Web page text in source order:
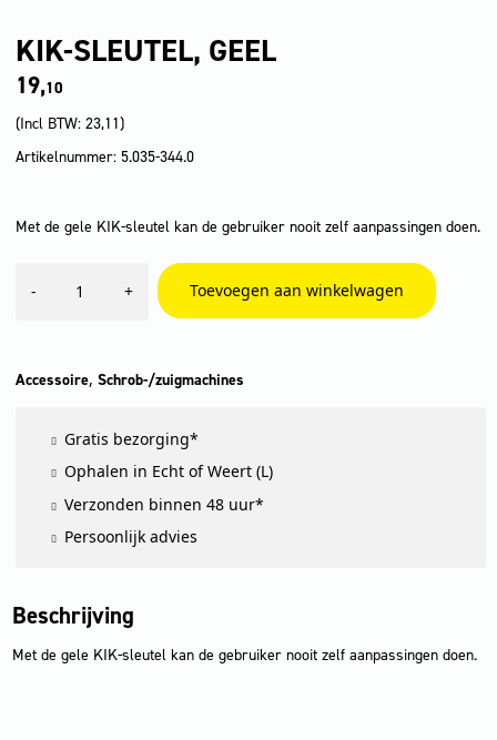
KIK-SLEUTEL, GEEL
19,10
(Incl BTW: 23,11)
Artikelnummer: 5.035-344.0
Met de gele KIK-sleutel kan de gebruiker nooit zelf aanpassingen doen.
-
sleutel,
+ Toevoegen aan winkelwagen
Accessoire, Schrob-/zuigmachines
Gratis bezorging*
Ophalen in Echt of Weert (L)
Verzonden binnen 48 uur*
Persoonlijk advies
Beschrijving
Met de gele KIK-sleutel kan de gebruiker nooit zelf aanpassingen doen.